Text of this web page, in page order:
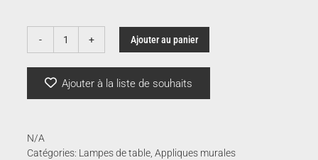
quantité
Ajouter au panier
Ajouter à la liste de souhaits
N/A
Catégories: Lampes de table, Appliques murales